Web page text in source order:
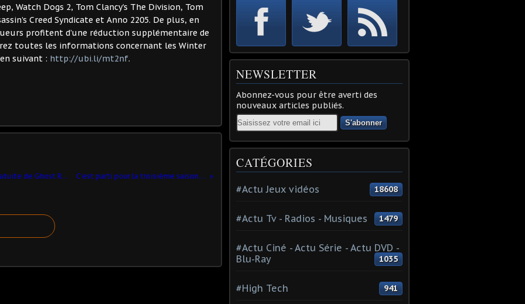
Watch Dogs 2, Tom Clancy’s The Division, Tom
Creed Syndicate et Anno 2205. De plus, en
profitent d’une réduction supplémentaire de
toutes les informations concernant les Winter
suivant : http://ubi.li/mt2nf.
Extented Ops : la 3ème mise à jour gratuite de Ghost Recon Wildlands est disponible C’est parti pour la troisième saison de l'eSports sur WRC
NEWSLETTER
Abonnez-vous pour être averti des
nouveaux articles publiés.
Email
CATÉGORIES
#Actu Jeux vidéos 18608
#Actu Tv - Radios - Musiques 1479
#Actu Ciné - Actu Série - Actu DVD -
Blu-Ray
1035
#High Tech 941